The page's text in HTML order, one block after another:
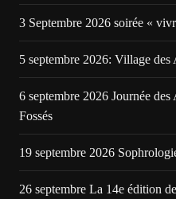
3 Septembre 2026 soirée «
5 septembre 2026: Village des
6 septembre 2026 Journée
Fossés
19 septembre 2026
26 septembre La 14e édition